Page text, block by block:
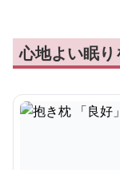
心地よい眠